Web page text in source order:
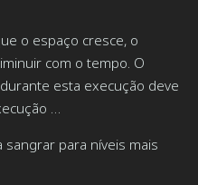
o espaço cresce, o
com o tempo. O
esta execução deve
…
sangrar para níveis mais